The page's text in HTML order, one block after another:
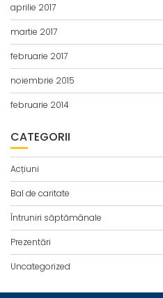
aprilie 2017
martie 2017
februarie 2017
noiembrie 2015
februarie 2014
CATEGORII
Acțiuni
Bal de caritate
Întruniri săptămânale
Prezentări
Uncategorized